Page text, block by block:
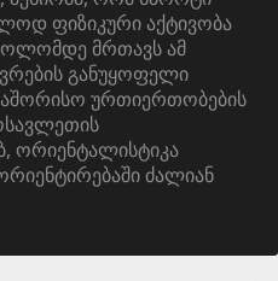
ფიზიკური აქტივობა
მრთავს ამ
განუყოფელი
ურთიერთობების
ორიენტალისტიკა
ძალიან